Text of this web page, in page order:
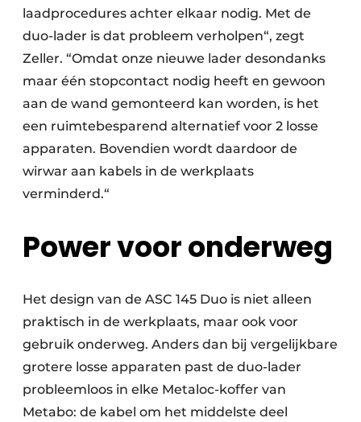
laadprocedures achter elkaar nodig. Met de
duo-lader is dat probleem verholpen“, zegt
Zeller. “Omdat onze nieuwe lader desondanks
maar één stopcontact nodig heeft en gewoon
aan de wand gemonteerd kan worden, is het
een ruimtebesparend alternatief voor 2 losse
apparaten. Bovendien wordt daardoor de
wirwar aan kabels in de werkplaats
verminderd.“
Power voor onderweg
Het design van de ASC 145 Duo is niet alleen
praktisch in de werkplaats, maar ook voor
gebruik onderweg. Anders dan bij vergelijkbare
grotere losse apparaten past de duo-lader
probleemloos in elke Metaloc-koffer van
Metabo: de kabel om het middelste deel